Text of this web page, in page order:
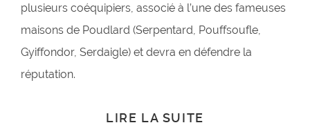
plusieurs coéquipiers, associé à l’une des fameuses
maisons de Poudlard (Serpentard, Pouffsoufle,
Gyiffondor, Serdaigle) et devra en défendre la
réputation.
LIRE LA SUITE